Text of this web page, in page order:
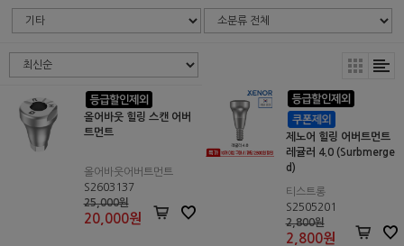
올어바웃 힐링 스캔 어버
트먼트
올어바웃어버트먼트
S2603137
25,000원
20,000원
제노어 힐링 어버트먼트
레귤러 4.0 (Surbmerge
d)
티스트롱
S2505201
2,800원
2,800원